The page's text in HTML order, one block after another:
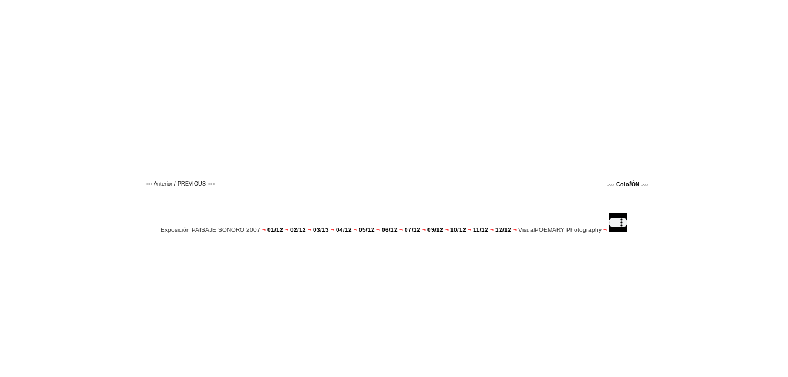
<<< Anterior / PREVIOUS <<< >>> ColofÓN >>>
Exposición PAISAJE SONORO 2007 ¬ 01/12 ¬ 02/12 ¬ 03/13 ¬ 04/12 ¬ 05/12 ¬ 06/12 ¬ 07/12 ¬ 09/12 ¬ 10/12 ¬ 11/12 ¬ 12/12 ¬ VisualPOEMARY Photography ¬